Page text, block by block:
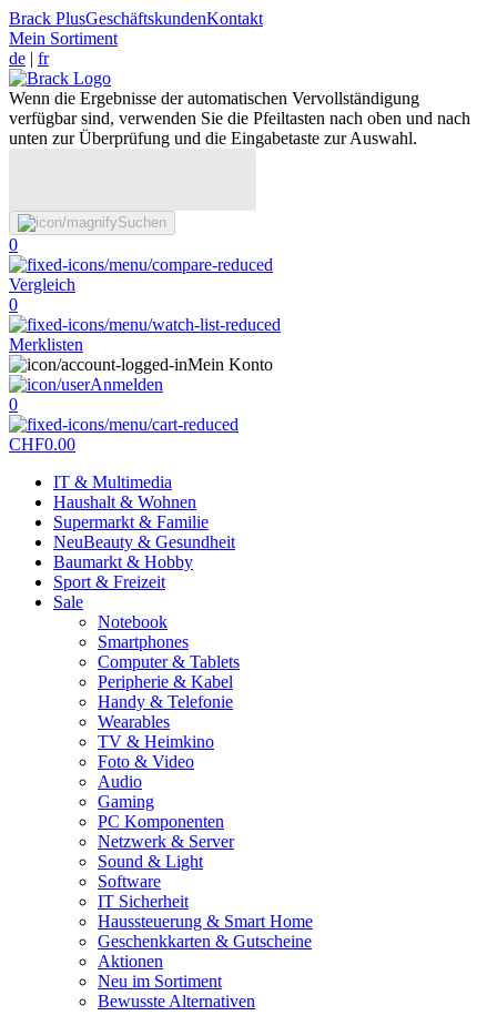
Brack PlusGeschäftskundenKontakt
Mein Sortiment
de | fr
Wenn die Ergebnisse der automatischen Vervollständigung
verfügbar sind, verwenden Sie die Pfeiltasten nach oben und nach
unten zur Überprüfung und die Eingabetaste zur Auswahl.
Suchen
0
Vergleich
0
Merklisten
Mein Konto
Anmelden
0
CHF0.00
IT & Multimedia
Haushalt & Wohnen
Supermarkt & Familie
NeuBeauty & Gesundheit
Baumarkt & Hobby
Sport & Freizeit
Sale
Notebook
Smartphones
Computer & Tablets
Peripherie & Kabel
Handy & Telefonie
Wearables
TV & Heimkino
Foto & Video
Audio
Gaming
PC Komponenten
Netzwerk & Server
Sound & Light
Software
IT Sicherheit
Haussteuerung & Smart Home
Geschenkkarten & Gutscheine
Aktionen
Neu im Sortiment
Bewusste Alternativen